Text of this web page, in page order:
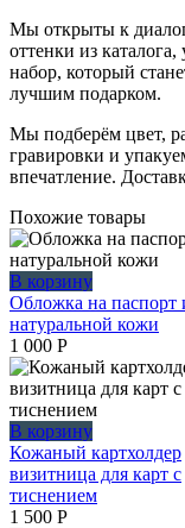
Мы открыты к
оттенки из
набор, который
лучшим подарком.
Мы подберём цвет,
гравировки и
впечатление.
Похожие товары
В корзину
Обложка на паспорт
натуральной кожи
1 000 Р
В корзину
Кожаный картхолдер
визитница для карт с
тиснением
1 500 Р